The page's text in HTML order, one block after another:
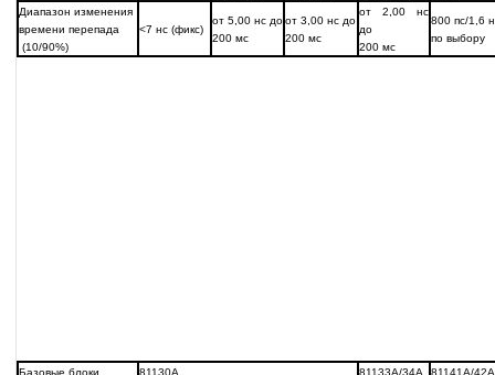
Диапазон изменения
времени перепада
(10/90%)
<7 нс (фикс)
от 5,00 нс до
200 мс
от 3,00 нс до
200 мс
от 2,00 нс
до
200 мс
800 пс/1,6
по выбору
Базовые блоки 81130A 81133А/34A
81141A/42A